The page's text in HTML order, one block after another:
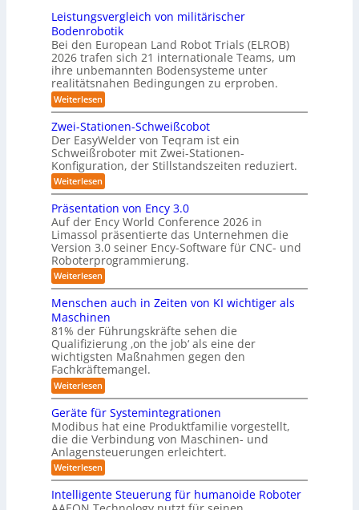
o
b
o
t
e
r
6m
3
D
-
S
t
e
r
e
o
-
K
a
m
e
r
a
s
y
s
t
e
m
f
ü
r
R
o
b
o
t
i
u
u
t
t
l
e
-
S
y
s
t
e
m
f
ü
r
R
e
i
r
ä
u
m
e
b
i
s
I
S
O
-
K
Leistungsvergleich von militärischer
Bodenrobotik
Bei den European Land Robot Trials (ELROB)
2026 trafen sich 21 internationale Teams, um
ihre unbemannten Bodensysteme unter
realitätsnahen Bedingungen zu erproben.
Weiterlesen:
L
e
i
s
t
u
n
g
s
v
e
r
g
l
e
i
c
h
v
o
n
m
i
l
i
t
ä
r
i
s
c
h
e
r
B
o
Zwei-Stationen-Schweißcobot
Der EasyWelder von Teqram ist ein
Schweißroboter mit Zwei-Stationen-
Konfiguration, der Stillstandszeiten reduziert.
Weiterlesen:
Z
w
e
i
-
S
t
a
t
i
o
n
e
n
-
S
c
h
w
i
ß
c
o
b
o
t
Präsentation von Ency 3.0
Auf der Ency World Conference 2026 in
Limassol präsentierte das Unternehmen die
Version 3.0 seiner Ency-Software für CNC- und
Roboterprogrammierung.
Weiterlesen:
P
ä
s
e
n
t
a
t
i
o
n
v
o
n
E
n
c
y
3
Menschen auch in Zeiten von KI wichtiger als
Maschinen
81% der Führungskräfte sehen die
Qualifizierung ‚on the job‘ als eine der
wichtigsten Maßnahmen gegen den
Fachkräftemangel.
Weiterlesen:
M
n
s
c
h
e
n
u
Geräte für Systemintegrationen
Modibus hat eine Produktfamilie vorgestellt,
die die Verbindung von Maschinen- und
Anlagensteuerungen erleichtert.
Weiterlesen:
G
e
r
Intelligente Steuerung für humanoide Roboter